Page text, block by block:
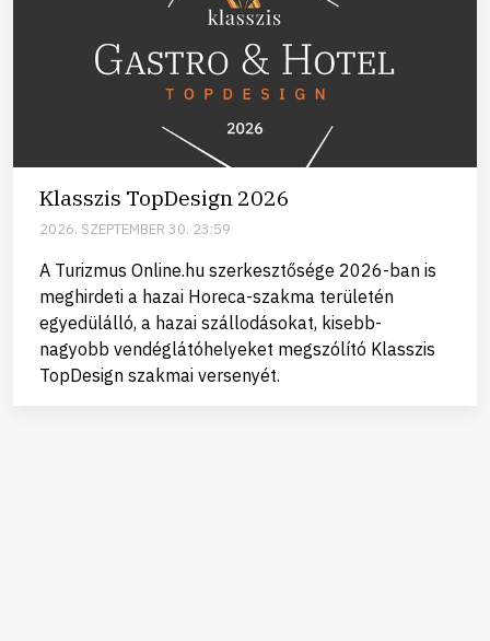
Klasszis TopDesign 2026
2026. SZEPTEMBER 30. 23:59
A Turizmus Online.hu szerkesztősége 2026-ban is
meghirdeti a hazai Horeca-szakma területén
egyedülálló, a hazai szállodásokat, kisebb-
nagyobb vendéglátóhelyeket megszólító Klasszis
TopDesign szakmai versenyét.